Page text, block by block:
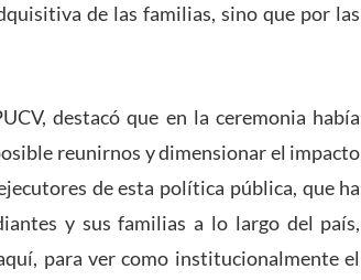
de las familias, sino que por las
destacó que en la ceremonia había
reunirnos y dimensionar el impacto
de esta política pública, que ha
y sus familias a lo largo del país,
para ver como institucionalmente el